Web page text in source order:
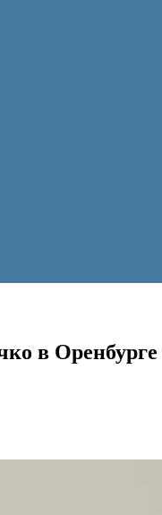
в Оренбурге